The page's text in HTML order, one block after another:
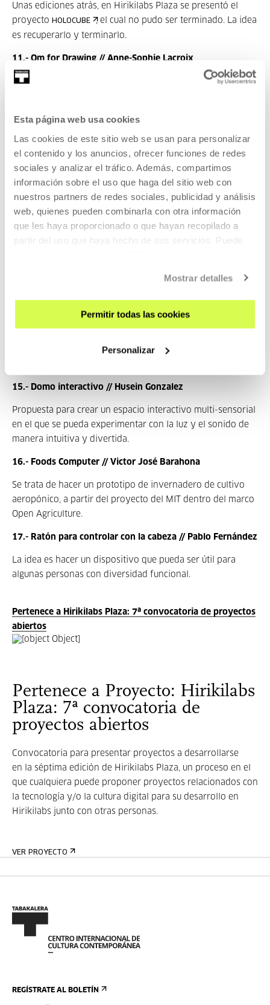
Esta página web usa cookies
Las cookies de este sitio web se usan para personalizar
el contenido y los anuncios, ofrecer funciones de redes
sociales y analizar el tráfico. Además, compartimos
información sobre el uso que haga del sitio web con
nuestros partners de redes sociales, publicidad y análisis
web, quienes pueden combinarla con otra información
que les haya proporcionado o que hayan recopilado a
partir del uso que haya hecho de sus servicios. Puede
Mostrar detalles
Permitir todas las cookies
Personalizar
Unas ediciones atrás, en Hirikilabs Plaza se presentó el
proyecto HOLOCUBE
, el cual no pudo ser terminado. La idea
es recuperarlo y terminarlo.
11.- Om for Drawing // Anne-Sophie Lacroix
Un proyecto que inició a partir de la práctica de yoga. El
mantra por un proceso mecánico en surcos en arena, papel
u otro material.
12.- Mesa de Luz // Gurutz Oiarzabal
La idea es diseñar y construir una mesa de luz para
calcografiado. En principio es un proyecto sencillo, pero tal
vez con la colaboración de más personas se le puede dar
una vuelta.
La idea es construir una máquina expendedora de hard-
14.- Secadero // María Edroso
Proyecto para construir un secadero en el que secar fruta,
15.- Domo interactivo // Husein Gonzalez
Propuesta para crear un espacio interactivo multi-sensorial
en el que se pueda experimentar con la luz y el sonido de
manera intuitiva y divertida.
16.- Foods Computer // Victor José Barahona
Se trata de hacer un prototipo de invernadero de cultivo
aeropónico, a partir del proyecto del MIT dentro del marco
Open Agriculture.
17.- Ratón para controlar con la cabeza // Pablo Fernández
La idea es hacer un dispositivo que pueda ser útil para
algunas personas con diversidad funcional.
Pertenece a Hirikilabs Plaza: 7ª convocatoria de proyectos
abiertos
Pertenece a Proyecto: Hirikilabs
Plaza: 7ª convocatoria de
proyectos abiertos
Convocatoria para presentar proyectos a desarrollarse
en la séptima edición de Hirikilabs Plaza, un proceso en el
que cualquiera puede proponer proyectos relacionados con
la tecnología y/o la cultura digital para su desarrollo en
Hirikilabs junto con otras personas.
VER PROYECTO
REGÍSTRATE AL BOLETÍN